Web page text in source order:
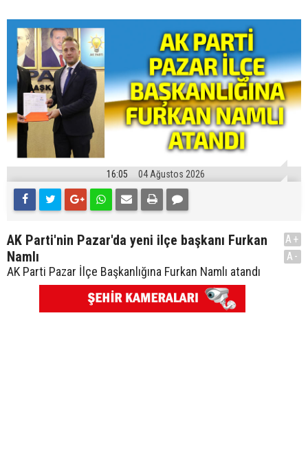
16:05 04 Ağustos 2026
AK Parti'nin Pazar'da yeni ilçe başkanı Furkan
Namlı
AK Parti Pazar İlçe Başkanlığına Furkan Namlı atandı
A+
A-